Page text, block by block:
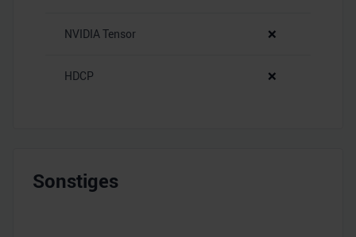
NVIDIA Tensor ❌
HDCP ❌
Sonstiges